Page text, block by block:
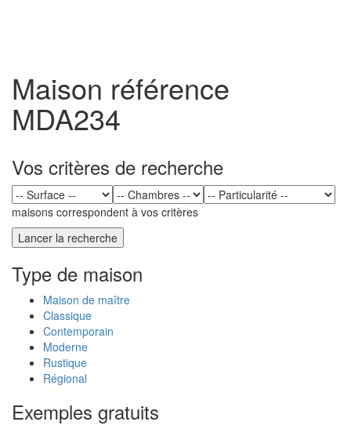
Maison référence
MDA234
Vos critères de recherche
maisons correspondent à vos critères
Type de maison
Maison de maître
Classique
Contemporain
Moderne
Rustique
Régional
Exemples gratuits